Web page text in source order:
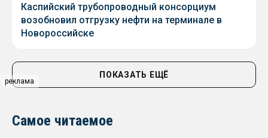
реклама
Каспийский трубопроводный консорциум
возобновил отгрузку нефти на терминале в
Новороссийске
ПОКАЗАТЬ ЕЩЁ
Самое читаемое